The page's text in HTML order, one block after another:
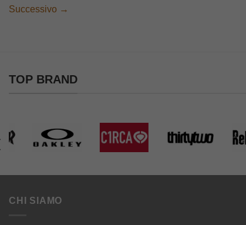
Successivo →
TOP BRAND
CHI SIAMO